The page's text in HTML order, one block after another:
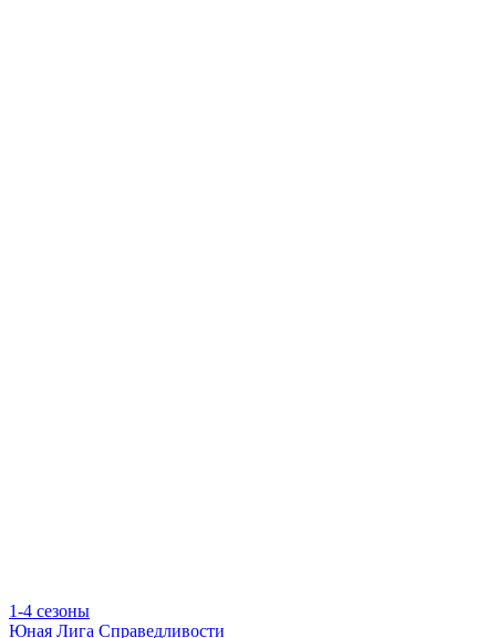
1-4 сезоны
Юная Лига Справедливости